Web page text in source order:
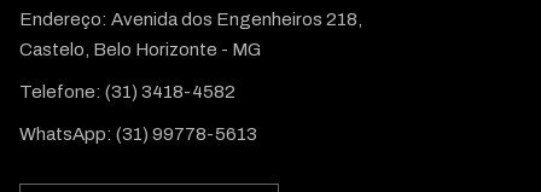
Endereço: Avenida dos Engenheiros 218,
Castelo, Belo Horizonte - MG
Telefone: (31) 3418-4582
WhatsApp: (31) 99778-5613